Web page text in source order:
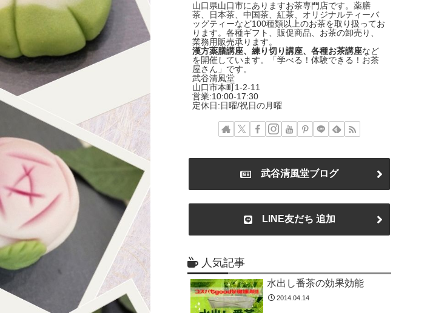
山口県山口市にありますお茶専門店です。薬膳
茶、日本茶、中国茶、紅茶、オリジナルティーバ
ッグティーなど100種類以上のお茶を取り扱ってお
ります。各種ギフト、販促商品、お茶の卸売り、
業務用販売承ります。
漢方薬膳講座、練り切り講座、各種お茶講座など
を開催しています。「学べる！体験できる！お茶
屋さん」です。
武谷清風堂
山口市本町1-2-11
営業:10:00-17:30
定休日:日曜/祝日の月曜
武谷清風堂ブログ
LINE友だち 追加
人気記事
水出し番茶の効果効能
2014.04.14